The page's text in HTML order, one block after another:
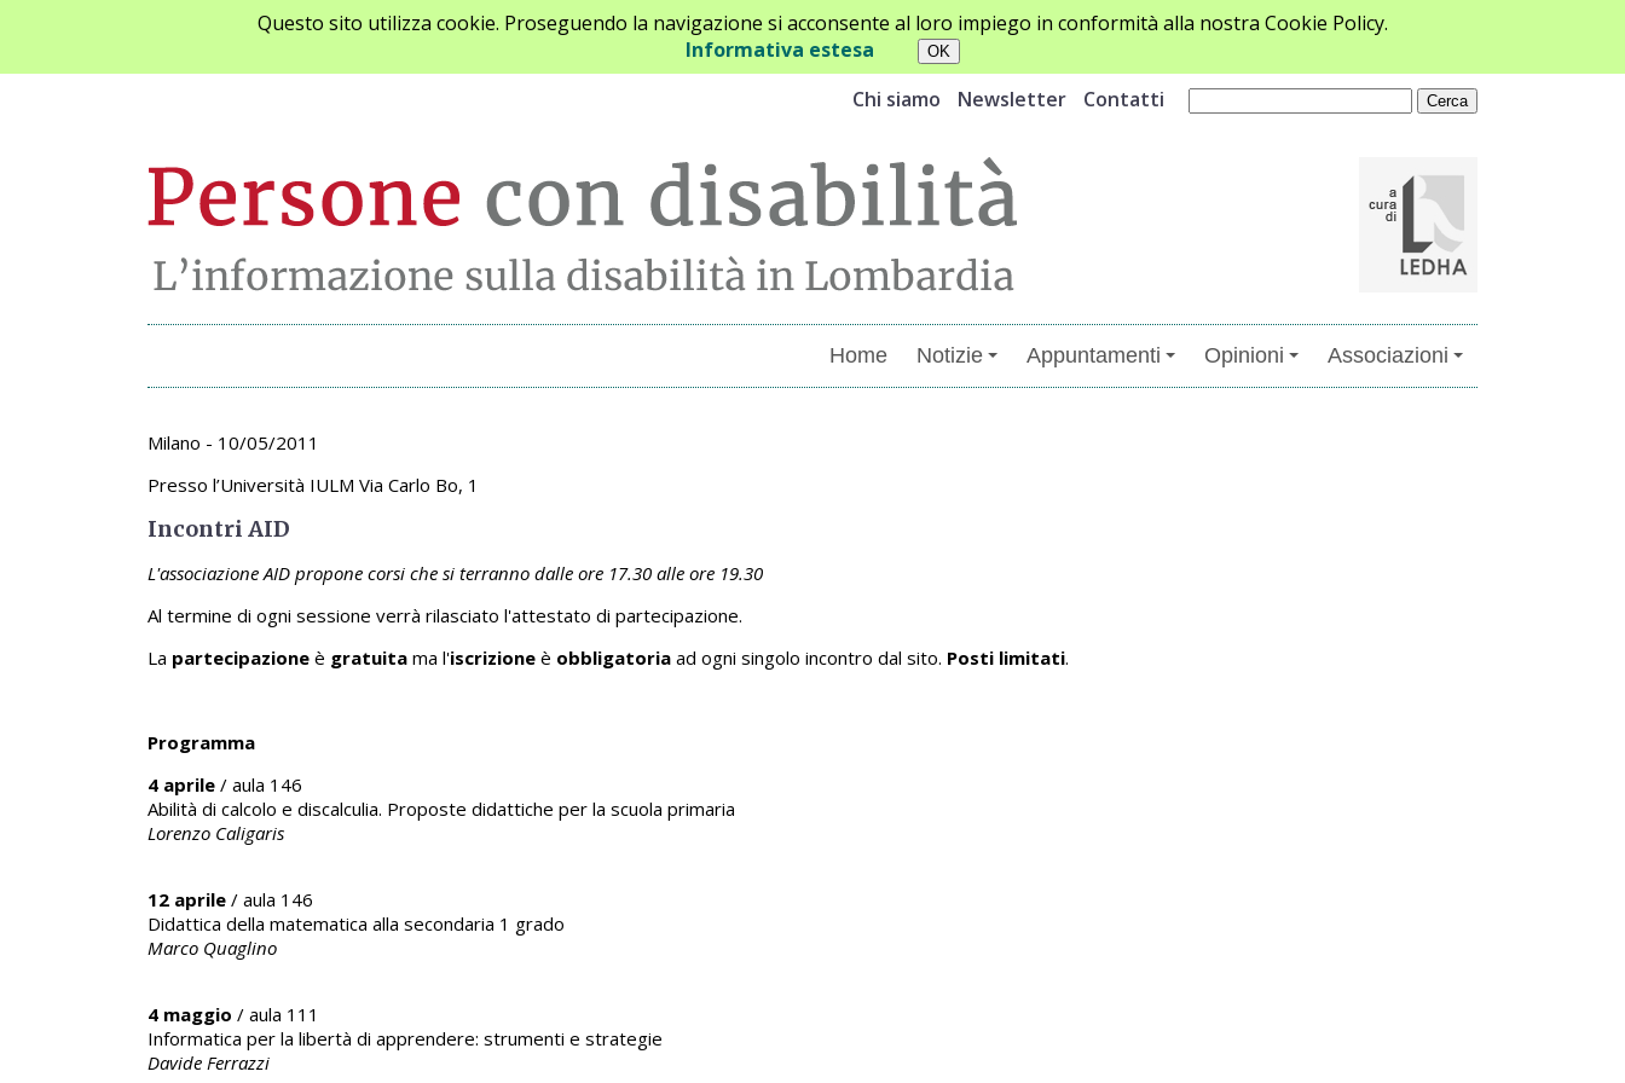
Questo sito utilizza cookie. Proseguendo la navigazione si acconsente al loro impiego in conformità alla nostra Cookie Policy.
Informativa estesa
Chi siamo
Newsletter Contatti
Home Notizie Appuntamenti Opinioni Associazioni
Archivio appuntamenti
Milano - 10/05/2011
Presso l’Università IULM Via Carlo Bo, 1
Incontri AID
L'associazione AID propone corsi che si terranno dalle ore 17.30 alle ore 19.30
Al termine di ogni sessione verrà rilasciato l'attestato di partecipazione.
La partecipazione è gratuita ma l'iscrizione è obbligatoria ad ogni singolo incontro dal sito. Posti limitati.
Programma
4 aprile / aula 146
Abilità di calcolo e discalculia. Proposte didattiche per la scuola primaria
Lorenzo Caligaris
12 aprile / aula 146
Didattica della matematica alla secondaria 1 grado
Marco Quaglino
4 maggio / aula 111
Informatica per la libertà di apprendere: strumenti e strategie
Davide Ferrazzi